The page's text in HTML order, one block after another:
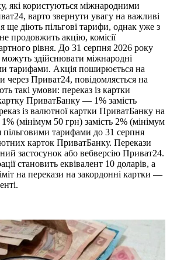
які користуються міжнародними
варто звернути увагу на важливі
ще діють пільгові тарифи, однак уже з
продовжить акцію, комісії
рівня. До 31 серпня 2026 року
здійснювати міжнародні
тарифами. Акція поширюється на
через Приват24, повідомляється на
такі умови: переказ із картки
ПриватБанку — 1% замість
із валютної картки ПриватБанку на
(мінімум 50 грн) замість 2% (мінімум
пільговими тарифами до 31 серпня
карток ПриватБанку. Перекази
застосунок або вебверсію Приват24.
становить еквівалент 10 доларів, а
на перекази на закордонні картки —